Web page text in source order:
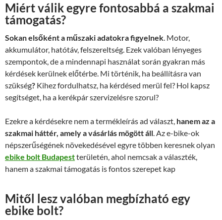
Miért válik egyre fontosabbá a szakmai
támogatás?
Sokan elsőként a műszaki adatokra figyelnek. Motor,
akkumulátor, hatótáv, felszereltség. Ezek valóban lényeges
szempontok, de a mindennapi használat során gyakran más
kérdések kerülnek előtérbe. Mi történik, ha beállításra van
szükség? Kihez fordulhatsz, ha kérdésed merül fel? Hol kapsz
segítséget, ha a kerékpár szervizelésre szorul?
Ezekre a kérdésekre nem a termékleírás ad választ, hanem az a
szakmai háttér, amely a vásárlás mögött áll. Az e-bike-ok
népszerűségének növekedésével egyre többen keresnek olyan
ebike bolt Budapestterületén, ahol nemcsak a választék,
hanem a szakmai támogatás is fontos szerepet kap
Mitől lesz valóban megbízható egy
ebike bolt?